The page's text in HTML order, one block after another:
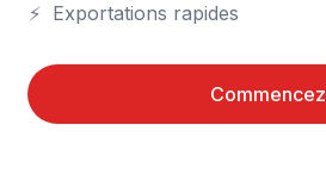
⚡	Exportations rapides
Commencez